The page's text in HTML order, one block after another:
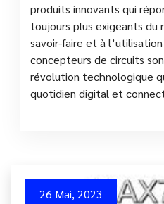
produits innovants qui
toujours plus exigeants du
savoir-faire et à
concepteurs de circuits
révolution technologique
quotidien digital et
26 Mai, 2023